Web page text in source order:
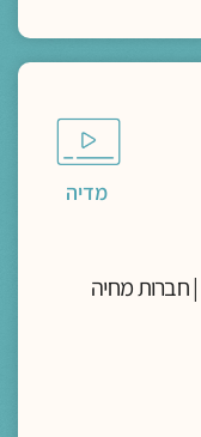
מדיה
חברות מחיה